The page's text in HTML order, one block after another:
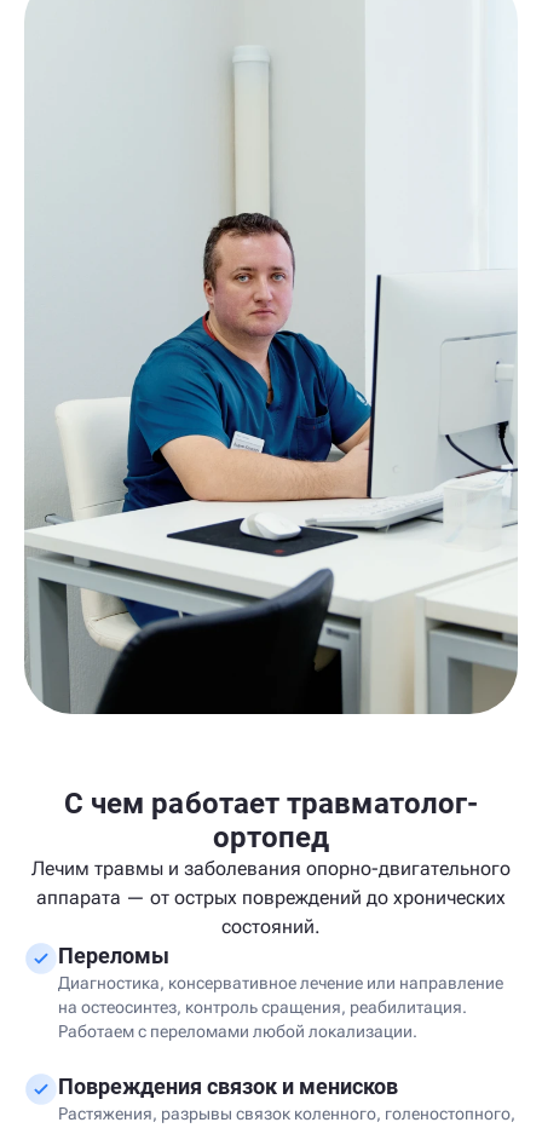
С чем работает травматолог-
ортопед
Лечим травмы и заболевания опорно-двигательного
аппарата — от острых повреждений до хронических
состояний.
Переломы
Диагностика, консервативное лечение или направление
на остеосинтез, контроль сращения, реабилитация.
Работаем с переломами любой локализации.
Повреждения связок и менисков
Растяжения, разрывы связок коленного, голеностопного,